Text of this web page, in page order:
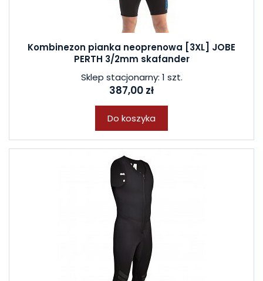
Kombinezon pianka neoprenowa [3XL] JOBE
PERTH 3/2mm skafander
Sklep stacjonarny: 1 szt.
387,00 zł
Do koszyka